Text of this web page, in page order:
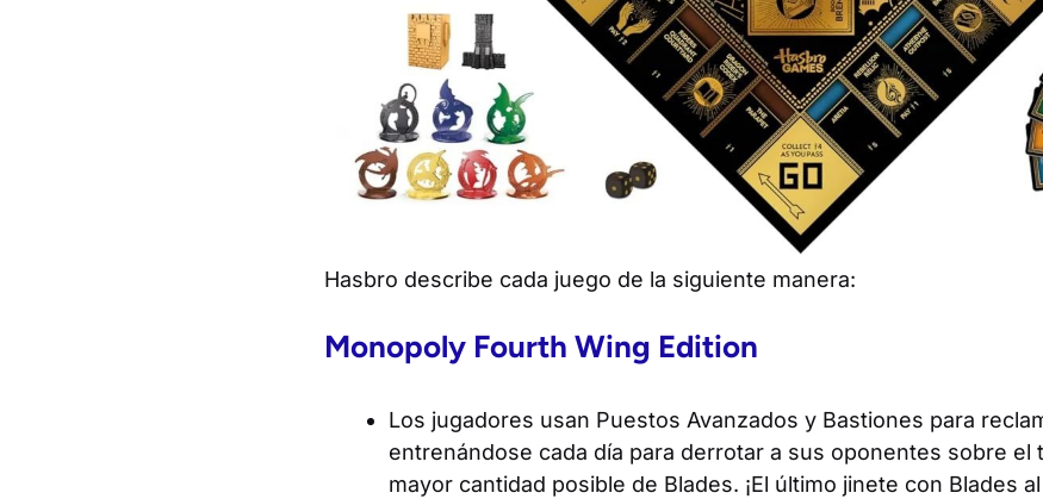
Hasbro describe cada juego de la siguiente manera:
Monopoly Fourth Wing Edition
Los jugadores usan Puestos Avanzados y Bastiones para
entrenándose cada día para derrotar a sus oponentes sobre el
mayor cantidad posible de Blades. ¡El último jinete con Blades